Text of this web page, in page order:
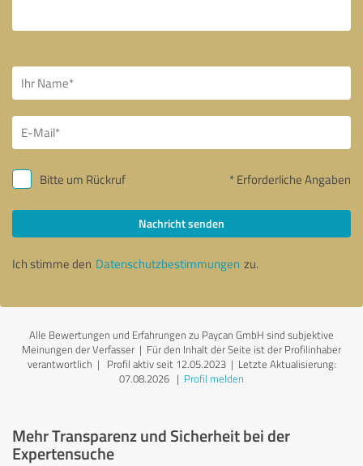
Bitte um Rückruf * Erforderliche Angaben
Nachricht senden
Ich stimme den Datenschutzbestimmungen zu.
Alle Bewertungen und Erfahrungen zu Paycan GmbH sind subjektive
Meinungen der Verfasser | Für den Inhalt der Seite ist der Profilinhaber
verantwortlich | Profil aktiv seit 12.05.2023 | Letzte Aktualisierung:
07.08.2026 | Profil melden
Mehr Transparenz und Sicherheit bei der
Expertensuche